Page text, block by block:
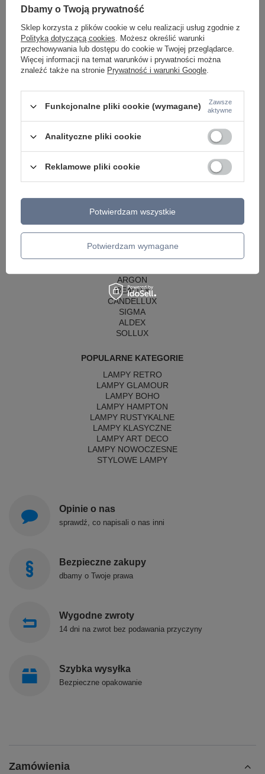
ŻYRANDOLE
LAMPKI NOCNE
ŻYRANDOLE KRYSZTAŁOWE
LAMPY WISZĄCE CZARNE
LAMPY WISZĄCE - OKRĘGI
KINKIETY DO SYPIALNI
LAMPY SUFITOWE OKRĄGŁE
LAMPY ZEWNĘTRZNE
SŁUPKI OGRODOWE
LAMPY OGRODOWE - WISZĄCE
LAMPY WISZĄCE - ZEWNĘTRZNE
LAMPY OGRODOWE - SUFITOWE
LAMPY SOLARNE
OPRAWY OGRODOWE
GIRLANDY OGRODOWE
PRODUCENCI
AZZARDO
ITALUX
ARGON
REALITY
CANDELLUX
SIGMA
ALDEX
SOLLUX
POPULARNE KATEGORIE
LAMPY RETRO
LAMPY GLAMOUR
LAMPY BOHO
LAMPY HAMPTON
LAMPY RUSTYKALNE
LAMPY KLASYCZNE
LAMPY ART DECO
LAMPY NOWOCZESNE
STYLOWE LAMPY
Opinie o nas
sprawdź, co napisali o nas inni
Bezpieczne zakupy
dbamy o Twoje prawa
Wygodne zwroty
14 dni na zwrot bez podawania przyczyny
Szybka wysyłka
Bezpieczne opakowanie
Zamówienia
Dbamy o Twoją prywatność
Sklep korzysta z plików cookie w celu realizacji usług zgodnie z
Polityką dotyczącą cookies. Możesz określić warunki
przechowywania lub dostępu do cookie w Twojej przeglądarce.
Więcej informacji na temat warunków i prywatności można
znaleźć także na stronie Prywatność i warunki Google.
Funkcjonalne pliki cookie (wymagane)
Zawsze
aktywne
Analityczne pliki cookie
Reklamowe pliki cookie
Potwierdzam wymagane
Potwierdzam wszystkie